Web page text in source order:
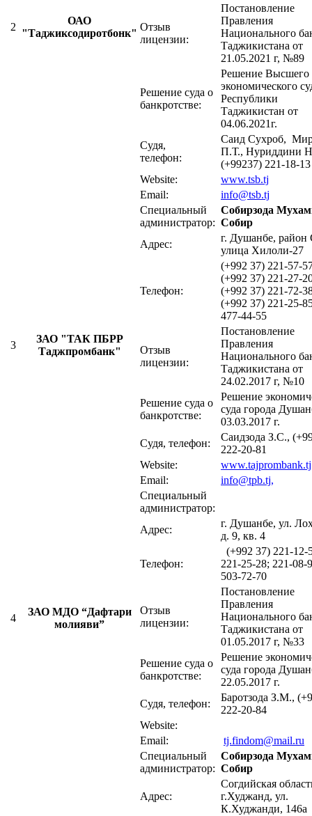
2
ОАО
"Таджиксодиротбонк"
Отзыв
лицензии:
Постановление
Правления
Национального
Таджикистана от
21.05.2021 г, №89
Решение суда о
банкротстве:
Решение Высшего
экономического
Республики
Таджикистан от
04.06.2021г.
Судя,
телефон:
Саид Сухроб,
П.Т., Нуриддини
(+99237) 221-18-13
Website:
www.tsb.tj
Email:
info@tsb.tj
3
ЗАО "ТАК ПБРР
Таджпромбанк"
Специальный
администратор:
Собирзода
Собир
Адрес:
г. Душанбе, район
улица Хилоли-27
Телефон:
(+992 37) 221-57-
(+992 37) 221-27-
(+992 37) 221-72-
(+992 37) 221-25-
477-44-55
Отзыв
лицензии:
Постановление
Правления
Национального
Таджикистана от
24.02.2017 г, №10
Решение суда о
банкротстве:
Решение
суда города
03.03.2017 г.
Судя, телефон:
Саидзода З.С.,
222-20-81
Website:
www.tajprombank.tj
Email:
info@tpb.tj,
4
ЗАО МДО “Дафтари
молияви”
Специальный
администратор:
Адрес:
г. Душанбе, ул.
д. 9, кв. 4
Телефон:
(+992 37) 221-12-
221-25-28; 221-08-
503-72-70
Отзыв
лицензии:
Постановление
Правления
Национального
Таджикистана от
01.05.2017 г, №33
Решение суда о
банкротстве:
Решение
суда города
22.05.2017 г.
Судя, телефон:
Баротзода З.М.,
222-20-84
Website:
Email:
tj.findom@mail.ru
Специальный
администратор:
Собирзода
Собир
Адрес:
Согдийская
г.Худжанд, ул.
К.Худжанди, 146а